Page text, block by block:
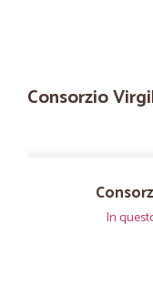
Consorzio
In